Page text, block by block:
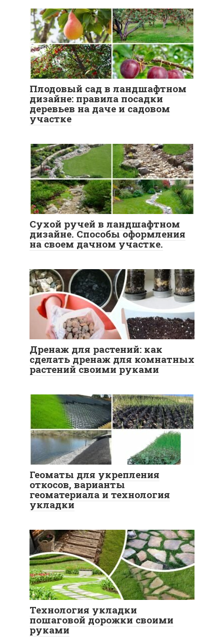
Плодовый сад в ландшафтном
дизайне: правила посадки
деревьев на даче и садовом
участке
Сухой ручей в ландшафтном
дизайне. Способы оформления
на своем дачном участке.
Дренаж для растений: как
сделать дренаж для комнатных
растений своими руками
Геоматы для укрепления
откосов, варианты
геоматериала и технология
укладки
Технология укладки
пошаговой дорожки своими
руками